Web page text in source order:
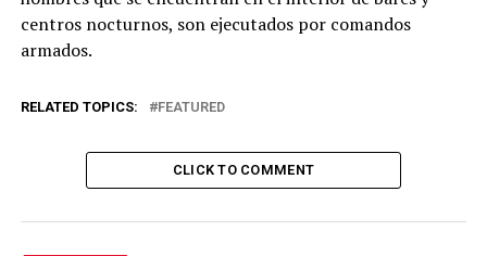
centros nocturnos, son ejecutados por comandos
armados.
RELATED TOPICS: FEATURED
CLICK TO COMMENT